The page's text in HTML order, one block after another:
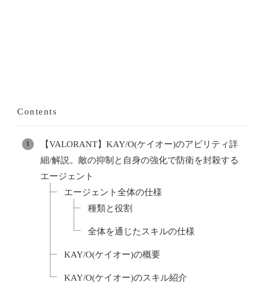
Contents
【VALORANT】KAY/O(ケイオー)のアビリティ詳
細/解説。敵の抑制と自身の強化で防衛を封殺する
エージェント
エージェント全体の仕様
種類と役割
全体を通じたスキルの仕様
KAY/O(ケイオー)の概要
KAY/O(ケイオー)のスキル紹介